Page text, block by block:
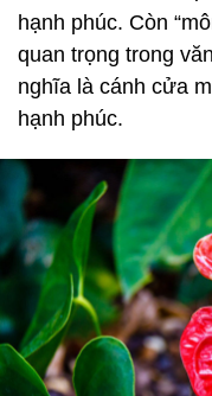
hạnh phúc. Còn
quan trọng trong
nghĩa là cánh cửa
hạnh phúc.